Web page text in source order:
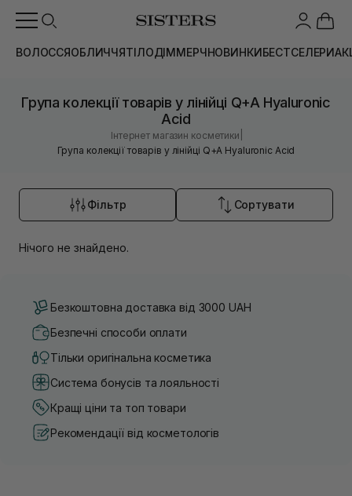
ВОЛОССЯОБЛИЧЧЯТІЛОДІММЕРЧНОВИНКИБЕСТСЕЛЕРИ
Група колекції товарів у лінійці Q+A Hyaluronic
Acid
Інтернет магазин косметики
Група колекції товарів у лінійці Q+A Hyaluronic Acid
Фільтр Сортувати
Нічого не знайдено.
Безкоштовна доставка від 3000 UAH
Безпечні способи оплати
Тільки оригінальна косметика
Система бонусів та лояльності
Кращі ціни та топ товари
Рекомендації від косметологів